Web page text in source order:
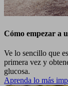
Cómo empezar a
Ve lo sencillo que
primera vez y
glucosa.
Aprenda lo más